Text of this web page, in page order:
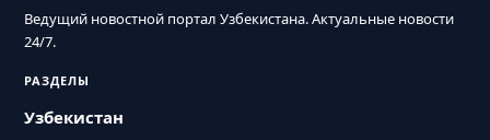
Ведущий новостной портал Узбекистана. Актуальные новости
24/7.
РАЗДЕЛЫ
Узбекистан